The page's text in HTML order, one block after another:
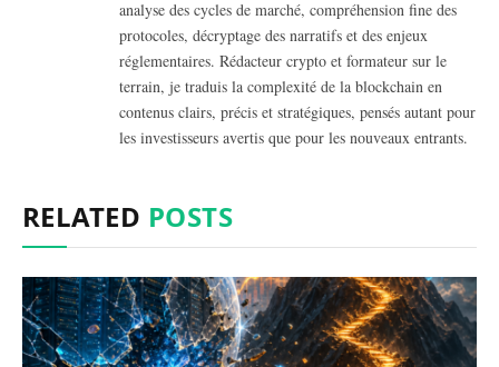
analyse des cycles de marché, compréhension fine des
protocoles, décryptage des narratifs et des enjeux
réglementaires. Rédacteur crypto et formateur sur le
terrain, je traduis la complexité de la blockchain en
contenus clairs, précis et stratégiques, pensés autant pour
les investisseurs avertis que pour les nouveaux entrants.
RELATED POSTS